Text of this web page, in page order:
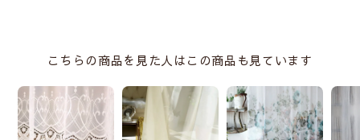
こちらの商品を見た人はこの商品も見ています